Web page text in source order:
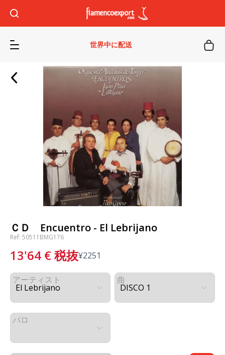
世界中に配送
ＣＤ Encuentro - El Lebrijano
Ref: 50511BMG176
13'64 €税抜¥2251
アーティスト 曲
パロ